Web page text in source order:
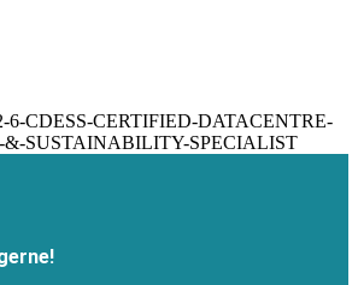
6-CDESS-CERTIFIED-DATACENTRE-
SUSTAINABILITY-SPECIALIST